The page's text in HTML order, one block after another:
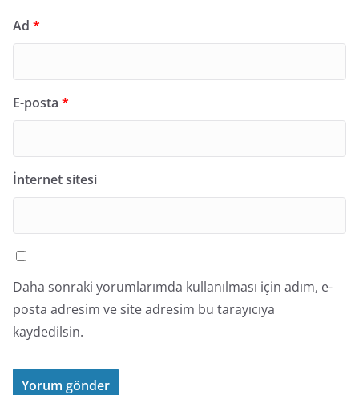
Ad *
E-posta *
İnternet sitesi
Daha sonraki yorumlarımda kullanılması için adım, e-
posta adresim ve site adresim bu tarayıcıya
kaydedilsin.